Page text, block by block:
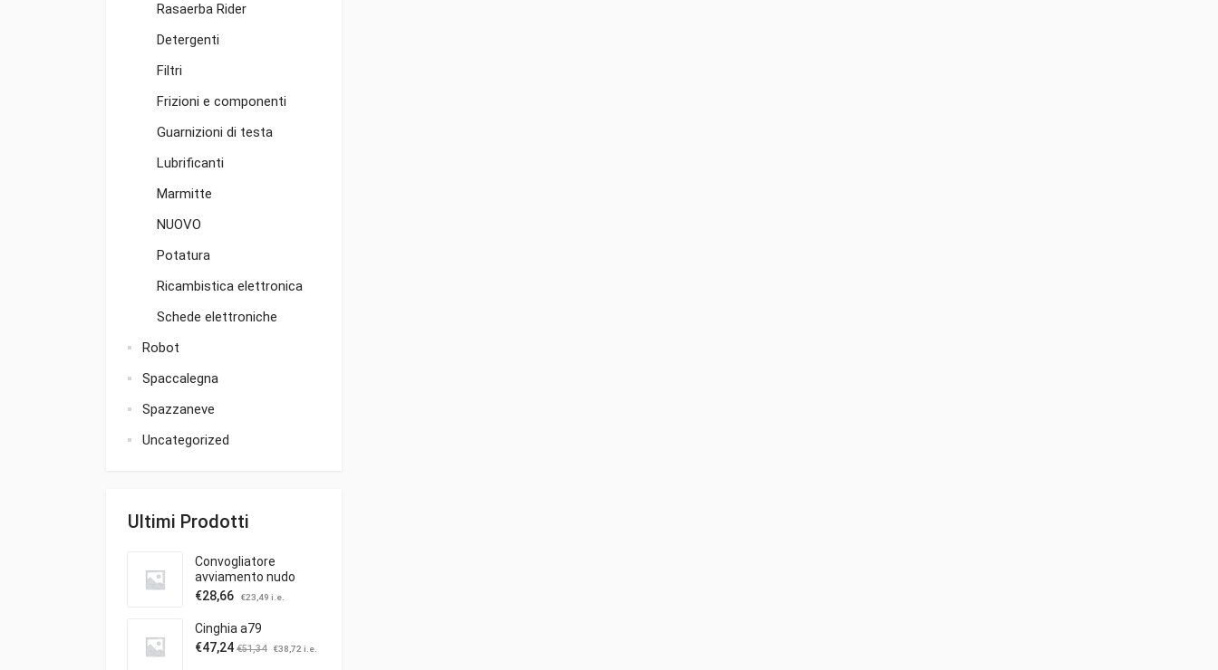
Rasaerba Rider
Detergenti
Filtri
Frizioni e componenti
Guarnizioni di testa
Lubrificanti
Marmitte
NUOVO
Potatura
Ricambistica elettronica
Schede elettroniche
Robot
Spaccalegna
Spazzaneve
Uncategorized
Ultimi Prodotti
Convogliatore
avviamento nudo
€28,66 €23,49 i.e.
Cinghia a79
€47,24 €51,34 €38,72 i.e.